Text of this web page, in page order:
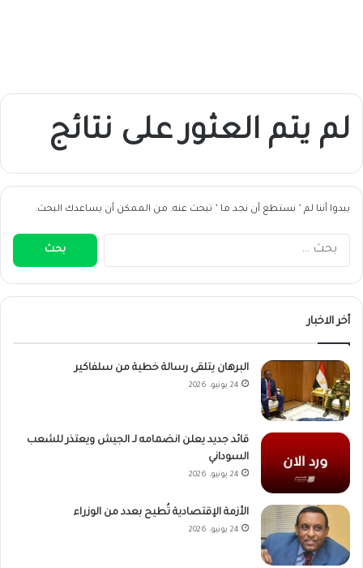
لم يتم العثور على نتائج
يبدوا أننا لم ’ نستطع أن نجد ما ’ تبحث عنه. من الممكن أن يساعدك البحث.
البحث
أخر الاخبار
البرهان يتلقى رسالة خطية من سلفاكير
24 يونيو، 2026
قائد جديد يعلن انضمامه لـ الجيش ويعتذر للشعب
السوداني
24 يونيو، 2026
الأزمة الإقتصادية تُطيح بعدد من الوزراء
24 يونيو، 2026